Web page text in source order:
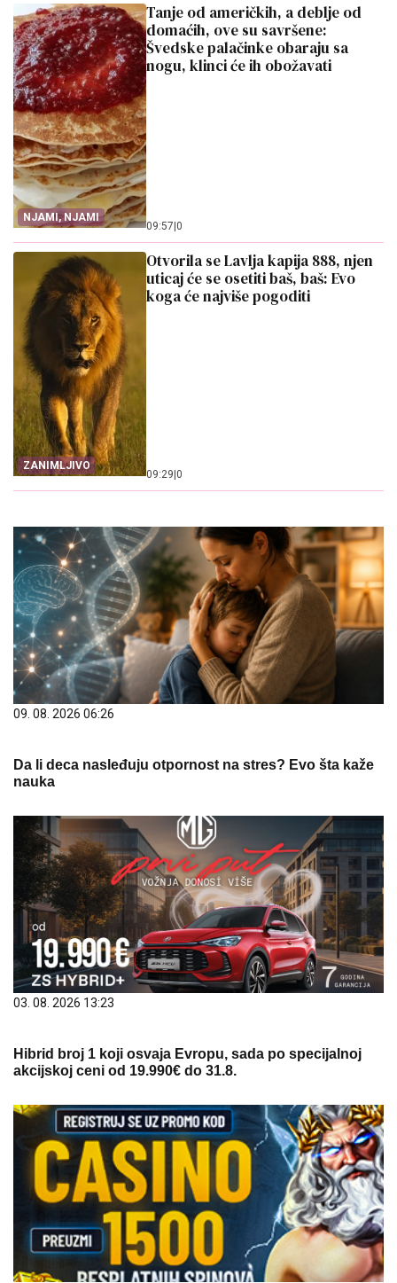
NJAMI, NJAMI
Tanje od američkih, a deblje od
domaćih, ove su savršene:
Švedske palačinke obaraju sa
nogu, klinci će ih obožavati
09:57 0
ZANIMLJIVO
Otvorila se Lavlja kapija 888, njen
uticaj će se osetiti baš, baš: Evo
koga će najviše pogoditi
09:29 0
09. 08. 2026 06:26
Da li deca nasleđuju otpornost na stres? Evo šta kaže
nauka
03. 08. 2026 13:23
Hibrid broj 1 koji osvaja Evropu, sada po specijalnoj
akcijskoj ceni od 19.990€ do 31.8.